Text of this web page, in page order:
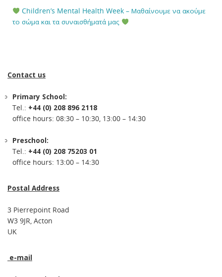
Children’s Mental Health Week – Μαθαίνουμε να ακούμε
το σώμα και τα συναισθήματά μας
Contact us
Primary School:
Tel.: +44 (0) 208 896 2118
office hours: 08:30 – 10:30, 13:00 – 14:30
Preschool:
Tel.: +44 (0) 208 75203 01
office hours: 13:00 – 14:30
Postal Address
3 Pierrepoint Road
W3 9JR, Acton
UK
e-mail